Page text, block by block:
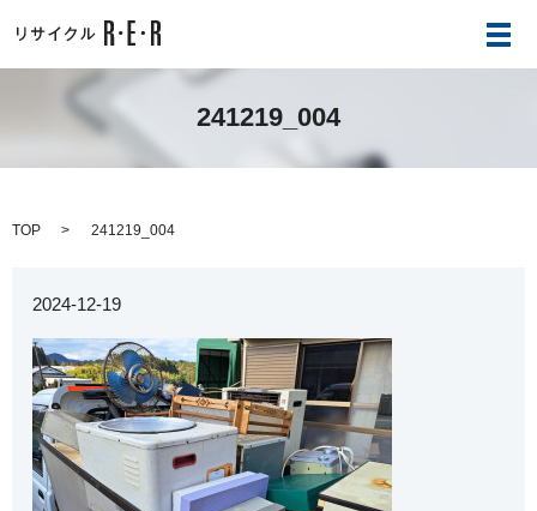
メ
241219_004
TOP 241219_004
2024-12-19